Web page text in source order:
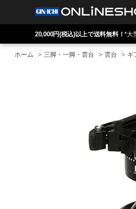
20,000円(税込)以上で送料無料！*大
ホーム > 三脚・一脚・雲台 > 雲台 > ギ